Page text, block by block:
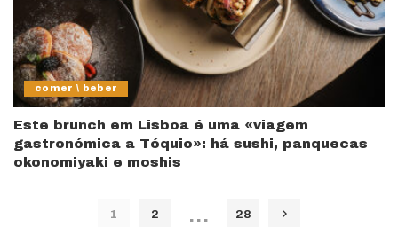
comer \ beber
Este brunch em Lisboa é uma «viagem
gastronómica a Tóquio»: há sushi, panquecas
okonomiyaki e moshis
1 2 … 28